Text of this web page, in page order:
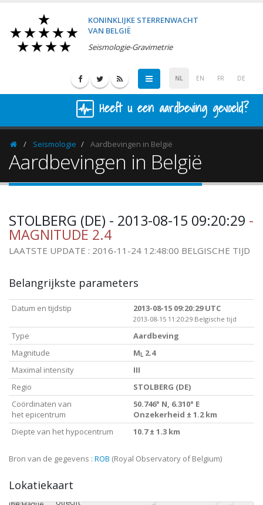
KONINKLIJKE STERRENWACHT
VAN BELGIË
Seismologie-Gravimetrie
NL EN FR DE
Heeft u een aardbeving gevoeld?
HomepageSeismologie Aardbevingen in België
Aardbevingen in België
STOLBERG (DE) - 2013-08-15 09:20:29 -
MAGNITUDE 2.4
LAATSTE UPDATE : 2016-11-24 12:48:00 BELGISCHE TIJD
Belangrijkste parameters
Datum en tijdstip 2013-08-15 09:20:29 UTC
2013-08-15 11:20:29 Belgische tijd
Type
Aardbeving
Magnitude
M L 2.4
Maximal intensity
III
Regio
STOLBERG (DE)
Coördinaten van
het epicentrum
50.746° N, 6.310° E
Onzekerheid ± 1.2 km
Diepte van het hypocentrum
10.7 ± 1.3 km
Bron van de gegevens : ROB (Royal Observatory of Belgium)
Lokatiekaart